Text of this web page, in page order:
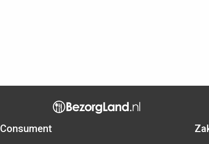
Consument